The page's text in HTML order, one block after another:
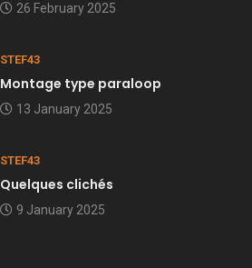
26 February 2025
STEF43
Montage type paraloop
13 January 2025
STEF43
Quelques clichés
9 January 2025